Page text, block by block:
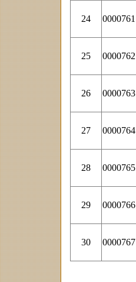
24 0000761
25 0000762
26 0000763
27 0000764
28 0000765
29 0000766
30 0000767